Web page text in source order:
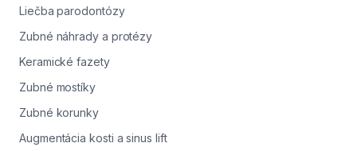
Liečba parodontózy
Zubné náhrady a protézy
Keramické fazety
Zubné mostíky
Zubné korunky
Augmentácia kosti a sinus lift